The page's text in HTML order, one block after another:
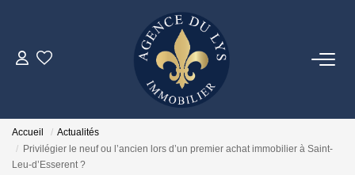
ACHETER
Accueil
Actualités
Privilégier le neuf ou l’ancien lors d’un premier achat immobilier à Saint-
Leu-d’Esserent ?